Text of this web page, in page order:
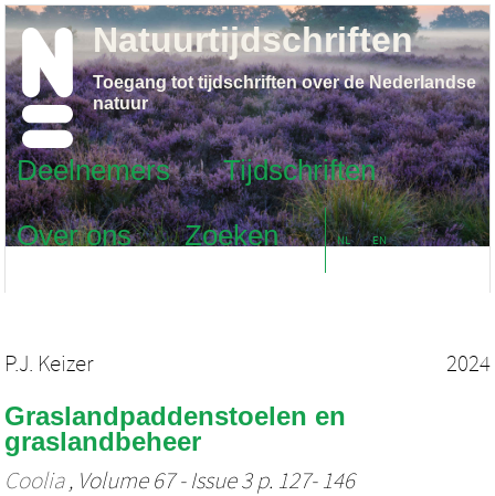
Deelnemers
Tijdschriften
Over ons
Zoeken NL EN
Natuurtijdschriften
Toegang tot tijdschriften over de Nederlandse
natuur
P.J. Keizer 2024
Graslandpaddenstoelen en
graslandbeheer
Coolia, Volume 67 - Issue 3 p. 127- 146